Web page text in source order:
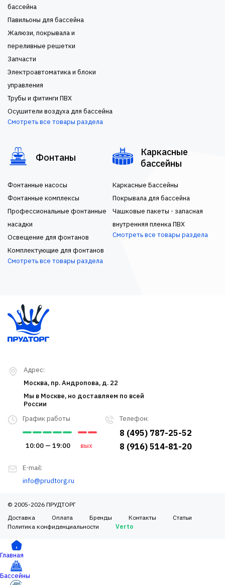
бассейна
Павильоны для бассейна
Жалюзи, покрывала и
переливные решетки
Запчасти
Электроавтоматика и блоки
управления
Трубы и фитинги ПВХ
Осушители воздуха для бассейна
Смотреть все товары раздела
Фонтаны
Фонтанные насосы
Фонтанные комплексы
Профессиональные фонтанные
насадки
Освещение для фонтанов
Комплектующие для фонтанов
Смотреть все товары раздела
Каркасные
бассейны
Каркасные Бассейны
Покрывала для бассейна
Чашковые пакеты - запасная
внутренняя пленка ПВХ
Смотреть все товары раздела
Телефон:
8 (495) 787-25-52
8 (916) 514-81-20
График работы
10:00 — 19:00 вых
E-mail:
info@prudtorg.ru
Адрес:
Москва, пр. Андропова, д. 22
Мы в Москве, но доставляем по всей
России
© 2005-2026 ПРУДТОРГ
Доставка
Оплата Бренды Контакты
Статьи
Политика конфиденциальности
Verto
Главная
Бассейны